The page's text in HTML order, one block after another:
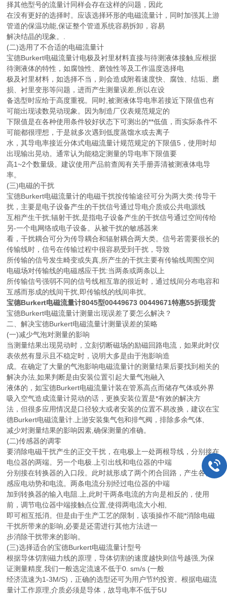
择其他型号的流量计同样会存在这样的问题，因此
在没有更好的选择时。应该选择环形的电磁流量计，同时加强其上游
管道的保温功能,保证整个管道系统容易拆卸，容易
解决结晶的现象。.
(二)选用了不合适的电磁流量计
宝德Burkert电磁流量计电极及衬里材料直接与待测液体接触,应根据
待测液体的特性，如腐蚀性、磨蚀性等及工作温度选择电
极及衬里材料，如选择不当，则会造成附着速度快、腐蚀、结垢、磨
损、衬里变形等问题，进而产生测量误差,所以在设
备选型时应给于高度重视。同时,被测液体导电率若接近下限值也有
可能出现读数晃动现象。因为制造厂仪表规范规定的
下限值是在各种使用条件较好状态下可测出的**低值，而实际条件不
可能都很理想，于是就多次遇到低度蒸馏水或去离子
水，其导电率接近分体式电磁流量计规范规定的下限值5，使用时却
出现输出晃动。通常认为能稳定测量的导电率下限值要
高1~2个数量级。建议使用产品前查阅有关手册弄清被测液体电导
率。
(三)电磁的干扰
宝德Burkert电磁流量计的电磁干扰按传输途径可分为两大类:传导干
扰，主要是电子设备产生的干扰信号通过导电介质或公共电源线
互相产生干扰;辐射干扰,是指电子设备产生的干扰信号通过空间传给
另-一个电网络或电子设备。从被干扰的敏感器来
看，干扰耦合可分为传导耦合和辐射耦合两大类。信号若需要很长的
传输线时，信号在传输过程中很容易受到干扰，导致
所传输的信号发生畸变或失真,所产生的干扰主要有传输线周围空间
电磁场对传输线的电磁感应干扰:当两条或两条以上
所传输信号强弱不同的信号线相互靠的很近时，通过线间分布电容和
互感而形成的线间干扰,即传输线的线间串扰。
宝德Burkert电磁流量计8045型00449673 00449671特惠55折现货
宝德Burkert电磁流量计测量出现误差了要怎么解决？
二、解决宝德Burkert电磁流量计测量误差的策略
(一)减少气泡对测量的影响
当测量结果出现晃动时，立刻切断磁场的励磁回路电流，如果此时仪
表依然有显示且不稳定时，说明大多是由于泡影响造
成。在确定了大量的气泡影响电磁流量计的测量结果后要找到相关的
解决办法,如果判断是由安装位置引起大量气泡融入
液体的，如宝德Burkert电磁流量计装在管系高点而储存气体或外界
吸入空气造成流量计晃动的话，更换安装位置是*有效的解决方
法，但很多应用情况是口径较大或者安装的位置不易改换，建议在宝
德Burkert电磁流量计.上游安装集气包和排气阀，排除多余气体,
减少对测量结果的影响因素,确保测量的准确。
(二)传感器的调零
要消除电磁干扰产生的正交干扰，在电极上一处两根导线，分别接在
电位器的两端。另一个电极.上引出线和电位器的中端
分别接在转换器的入口段。此时就形成了两个闭合回路，产生各自的
感应电动势和电流。两条电流分别经过电位器的中端
加到转换器的输入电阻.上,此时干两条电流的方向是相反的，使用
前，调节电位器中端接触点位置,使得两电流大小相,
即可相互抵消。但是由于生产工艺的限制，该项操作不能*消除电磁
干扰所带来的影响,必要是还需进行其他方法进一
步消除干扰带来的影响。
(三)选择适合的宝德Burkert电磁流量计型号
根据导体切割磁力线的原理，导体切割的速度越快则信号越强,为保
证测量精度,我们一般选定流速不低于0. sm/s (一般
经济流速为1-3M/S)，正确的选型还可为用户节约投资。根据电磁流
量计工作原理,介质必须是导体，故导电率不低于5U